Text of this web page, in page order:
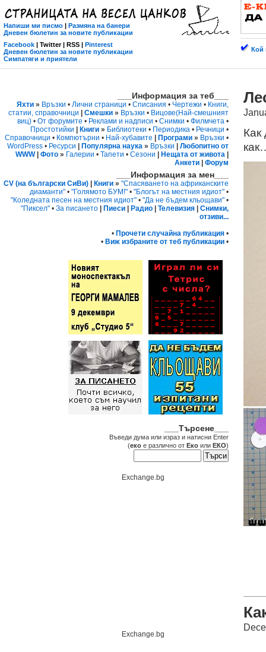
Напиши ми писмо | Размяна на банери
Дневен бюлетин за новите публикации
Facebook | Twitter | RSS | Pinterest
Дневен бюлетин за новите публикации
Симпатяги и приятели
Кой
Как
___Информация за теб___
Яхти » Връзки • Лични страници • Списания • Чертежи • Книги,
статии, справочници
Смешки » Връзки • Вицове(Най-смешният
виц) • От форумите • Реклами и надписи • Снимки • Филмчета •
Простотийки
Книги » Библиотеки • Периодика • Речници •
Справочници • Компютърни • Най-хубавите Програми » Връзки •
WordPress • Ресурси Популярна наука » Връзки
Любопитно от
WWW| Фото » Галерии • Тапети • Сезони Нещата от живота
Анкети
Форум
___Информация за мен___
CV (на български СиВи) Книги » "Спасяването на африканските
диаманти" • "Голямото БУМ!" • "Блогът на местния идиот" •
"Коледната песен на местния идиот" • "Да не бъдем кльощави" •
"Пиксел" • За писането Пиеси Радио Телевизия
Снимки,
отзиви...
• Прочети случайна публикация •
• Виж избраните от теб публикации •
___Търсене___
Въведи дума или израз и натисни Enter
(еко е различно от Еко или ЕКО)
Exchange.bg
Exchange.bg